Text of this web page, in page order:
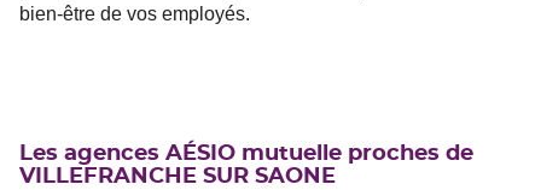
bien-être de vos employés.
Les agences AÉSIO mutuelle proches de
VILLEFRANCHE SUR SAONE